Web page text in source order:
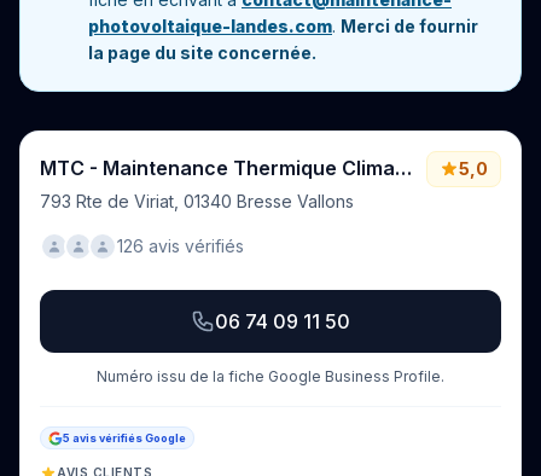
photovoltaique-landes.com. Merci de fournir
la page du site concernée.
MTC - Maintenance Thermique Climatisation
793 Rte de Viriat, 01340 Bresse Vallons
5,0
126 avis vérifiés
06 74 09 11 50
Numéro issu de la fiche Google Business Profile.
5 avis vérifiés Google
AVIS CLIENTS